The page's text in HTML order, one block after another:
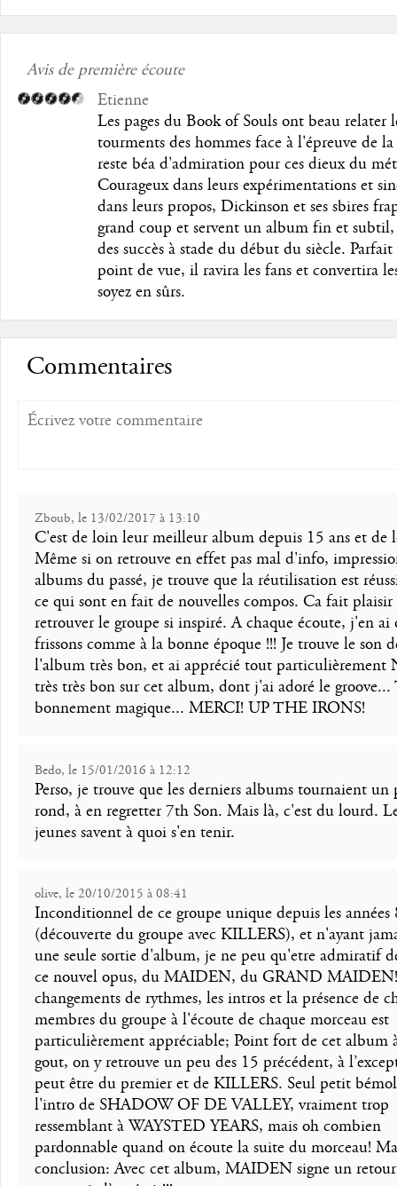
Avis de première écoute
Etienne
Les pages du Book of Souls ont beau relater
tourments des hommes face à l'épreuve de
reste béa d'admiration pour ces dieux du
Courageux dans leurs expérimentations et
dans leurs propos, Dickinson et ses sbires
grand coup et servent un album fin et
des succès à stade du début du siècle.
point de vue, il ravira les fans et convertira
soyez en sûrs.
Commentaires
Zboub, le 13/02/2017 à 13:10
C'est de loin leur meilleur album depuis 15 ans et de
Même si on retrouve en effet pas mal d'info,
albums du passé, je trouve que la réutilisation est
ce qui sont en fait de nouvelles compos. Ca fait plaisir
retrouver le groupe si inspiré. A chaque écoute, j'en ai
frissons comme à la bonne époque !!! Je trouve le son
l'album très bon, et ai apprécié tout particulièrement
très très bon sur cet album, dont j'ai adoré le groove...
bonnement magique... MERCI! UP THE IRONS!
Bedo, le 15/01/2016 à 12:12
Perso, je trouve que les derniers albums tournaient un
rond, à en regretter 7th Son. Mais là, c'est du lourd.
jeunes savent à quoi s'en tenir.
olive, le 20/10/2015 à 08:41
Inconditionnel de ce groupe unique depuis les années
(découverte du groupe avec KILLERS), et n'ayant
une seule sortie d'album, je ne peu qu'etre admiratif
ce nouvel opus, du MAIDEN, du GRAND
changements de rythmes, les intros et la présence de
membres du groupe à l'écoute de chaque morceau est
particulièrement appréciable; Point fort de cet album
gout, on y retrouve un peu des 15 précédent, à
peut être du premier et de KILLERS. Seul petit
l'intro de SHADOW OF DE VALLEY, vraiment trop
ressemblant à WAYSTED YEARS, mais oh combien
pardonnable quand on écoute la suite du morceau! Ma
conclusion: Avec cet album, MAIDEN signe un retour